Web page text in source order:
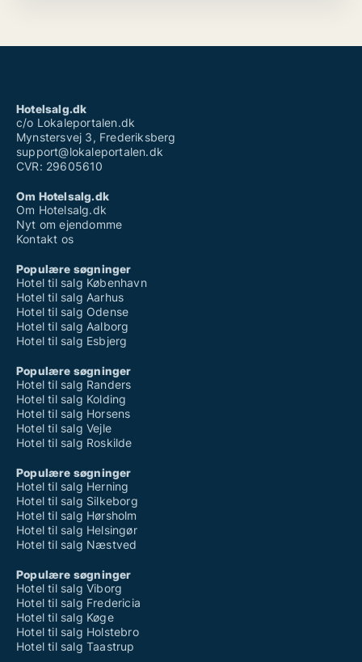
Hotelsalg.dk
c/o Lokaleportalen.dk
Mynstersvej 3, Frederiksberg
support@lokaleportalen.dk
CVR: 29605610
Om Hotelsalg.dk
Om Hotelsalg.dk
Nyt om ejendomme
Kontakt os
Populære søgninger
Hotel til salg København
Hotel til salg Aarhus
Hotel til salg Odense
Hotel til salg Aalborg
Hotel til salg Esbjerg
Populære søgninger
Hotel til salg Randers
Hotel til salg Kolding
Hotel til salg Horsens
Hotel til salg Vejle
Hotel til salg Roskilde
Populære søgninger
Hotel til salg Herning
Hotel til salg Silkeborg
Hotel til salg Hørsholm
Hotel til salg Helsingør
Hotel til salg Næstved
Populære søgninger
Hotel til salg Viborg
Hotel til salg Fredericia
Hotel til salg Køge
Hotel til salg Holstebro
Hotel til salg Taastrup